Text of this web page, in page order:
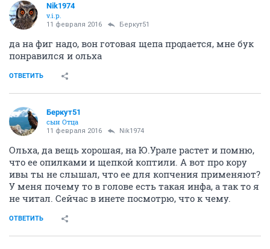
Nik1974
v.i.p.
11 февраля 2016 Беркут51
да на фиг надо, вон готовая щепа продается, мне бук
понравился и ольха
ОТВЕТИТЬ
Беркут51
сын Отца
11 февраля 2016 Nik1974
Ольха, да вещь хорошая, на Ю.Урале растет и помню,
что ее опилками и щепкой коптили. А вот про кору
ивы ты не слышал, что ее для копчения применяют?
У меня почему то в голове есть такая инфа, а так то я
не читал. Сейчас в инете посмотрю, что к чему.
ОТВЕТИТЬ